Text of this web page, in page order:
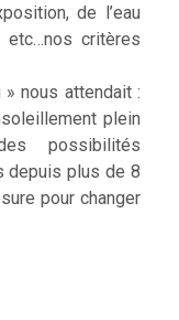
de l’eau
etc…nos critères
nous attendait :
plein
possibilités
depuis plus de 8
pour changer